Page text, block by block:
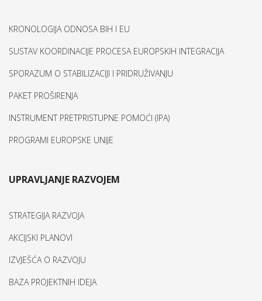
KRONOLOGIJA ODNOSA BIH I EU
SUSTAV KOORDINACIJE PROCESA EUROPSKIH INTEGRACIJA
SPORAZUM O STABILIZACIJI I PRIDRUŽIVANJU
PAKET PROŠIRENJA
INSTRUMENT PRETPRISTUPNE POMOĆI (IPA)
PROGRAMI EUROPSKE UNIJE
UPRAVLJANJE RAZVOJEM
STRATEGIJA RAZVOJA
AKCIJSKI PLANOVI
IZVJEŠĆA O RAZVOJU
BAZA PROJEKTNIH IDEJA